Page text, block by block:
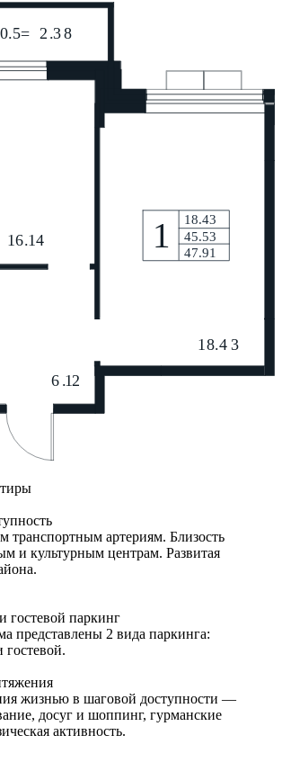
транспортным артериям. Близость
и культурным центрам. Развитая
гостевой паркинг
представлены 2 вида паркинга:
жизнью в шаговой доступности —
досуг и шоппинг, гурманские
активность.